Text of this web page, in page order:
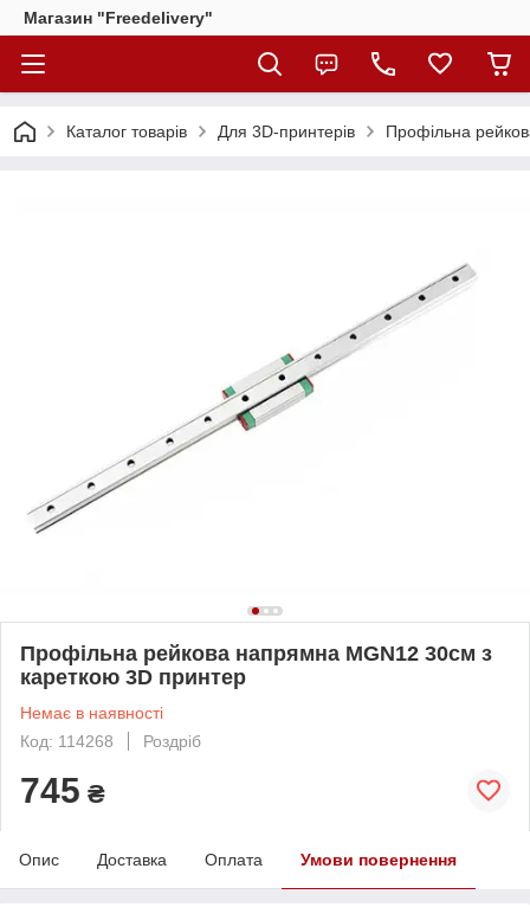
Магазин "Freedelivery"
Каталог товарів Для 3D-принтерів Профільна
Профільна рейкова напрямна MGN12 30см з
кареткою 3D принтер
Немає в наявності
Код: 114268
Роздріб
745 ₴
Опис Доставка Оплата Умови повернення